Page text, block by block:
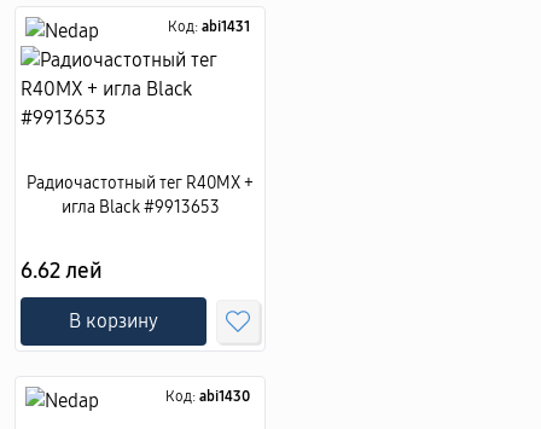
Код: abi1431
Радиочастотный тег R40MX +
игла Black #9913653
6.62 лей
В корзину
Код: abi1430